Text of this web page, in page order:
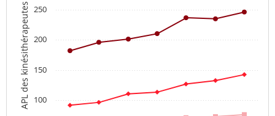
APL des kinésithérapeutes 100
150
200
250